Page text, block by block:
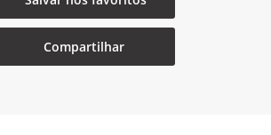
Compartilhar